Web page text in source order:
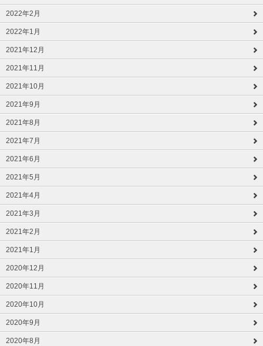
2022年2月
2022年1月
2021年12月
2021年11月
2021年10月
2021年9月
2021年8月
2021年7月
2021年6月
2021年5月
2021年4月
2021年3月
2021年2月
2021年1月
2020年12月
2020年11月
2020年10月
2020年9月
2020年8月